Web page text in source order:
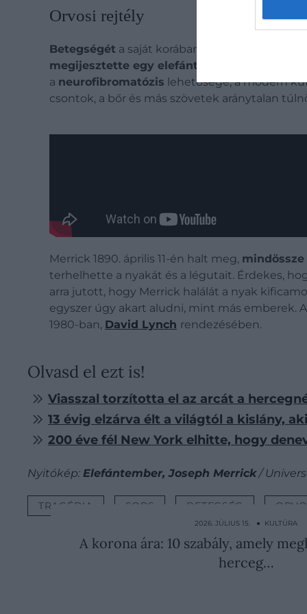
Orvosi rejtély
Betegségét a saját korában nem tudták
megijesztette egy elefánt
– ez a ma már
a neurofibromatózis lehetősége, a modern
csontok, a bőr és más szövetek aránytalan
Merrick 1890. április 11-én halt meg, mindössze
terhelhette a nyakát és a légutait. Érdekes,
arra jutott, hogy Merrick halálát a nyak
egyszer úgy akart aludni, mint más emberek.
1980-ban, David Lynch rendezésében.
Olvasd el ezt is!
Viasszal torzította el az arcát a
13 évig elzárva élt a világtól a kislány,
200 éve fél New York elhitte, hogy
Nyitókép: Elefántember, Joseph Merrick/
TRAGÉDIA SORS BETEGSÉG
2026. JÚLIUS 15. ● KULTÚRA
A korona ára: 10 szabály, amely
herceg…